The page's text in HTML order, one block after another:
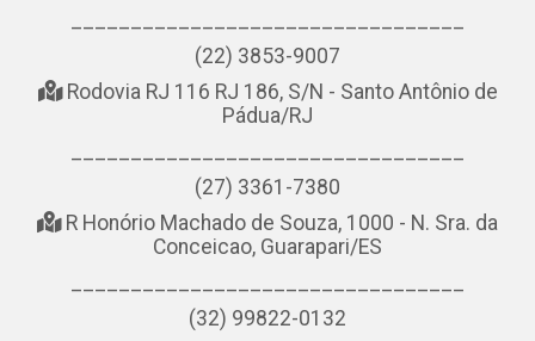
(22) 3853-9007
Rodovia RJ 116 RJ 186, S/N - Santo Antônio de
Pádua/RJ
(27) 3361-7380
R Honório Machado de Souza, 1000 - N. Sra. da
Conceicao, Guarapari/ES
(32) 99822-0132